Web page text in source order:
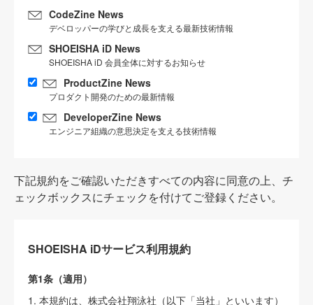
CodeZine News
デベロッパーの学びと成長を支える最新技術情報
SHOEISHA iD News
SHOEISHA iD 会員全体に対するお知らせ
ProductZine News
プロダクト開発のための最新情報
DeveloperZine News
エンジニア組織の意思決定を支える技術情報
下記規約をご確認いただきすべての内容に同意の上、チ
ェックボックスにチェックを付けてご登録ください。
SHOEISHA iDサービス利用規約
第1条（適用）
1. 本規約は、株式会社翔泳社（以下「当社」といいます）